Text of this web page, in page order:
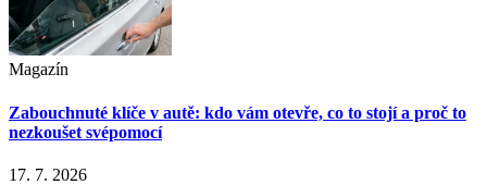
Magazín
Zabouchnuté klíče v autě: kdo vám otevře, co to stojí a proč to
nezkoušet svépomocí
17. 7. 2026